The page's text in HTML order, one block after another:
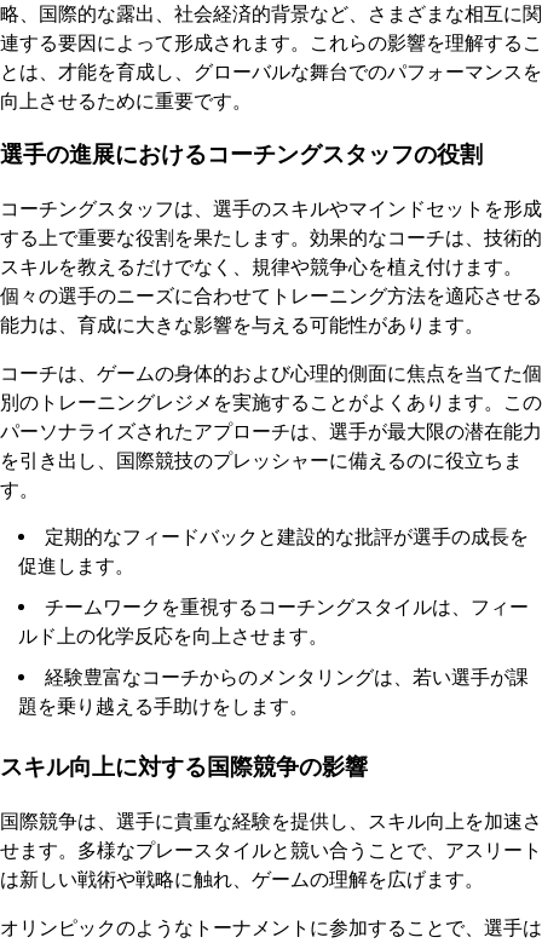
略、国際的な露出、社会経済的背景など、さまざまな相互に関
連する要因によって形成されます。これらの影響を理解するこ
とは、才能を育成し、グローバルな舞台でのパフォーマンスを
向上させるために重要です。
選手の進展におけるコーチングスタッフの役割
コーチングスタッフは、選手のスキルやマインドセットを形成
する上で重要な役割を果たします。効果的なコーチは、技術的
スキルを教えるだけでなく、規律や競争心を植え付けます。
個々の選手のニーズに合わせてトレーニング方法を適応させる
能力は、育成に大きな影響を与える可能性があります。
コーチは、ゲームの身体的および心理的側面に焦点を当てた個
別のトレーニングレジメを実施することがよくあります。この
パーソナライズされたアプローチは、選手が最大限の潜在能力
を引き出し、国際競技のプレッシャーに備えるのに役立ちま
す。
定期的なフィードバックと建設的な批評が選手の成長を
促進します。
チームワークを重視するコーチングスタイルは、フィー
ルド上の化学反応を向上させます。
経験豊富なコーチからのメンタリングは、若い選手が課
題を乗り越える手助けをします。
スキル向上に対する国際競争の影響
国際競争は、選手に貴重な経験を提供し、スキル向上を加速さ
せます。多様なプレースタイルと競い合うことで、アスリート
は新しい戦術や戦略に触れ、ゲームの理解を広げます。
オリンピックのようなトーナメントに参加することで、選手は